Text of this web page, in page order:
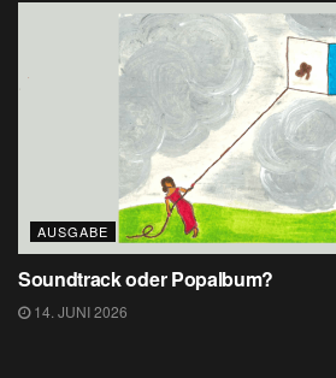
AUSGABE
Soundtrack oder Popalbum?
14. JUNI 2026